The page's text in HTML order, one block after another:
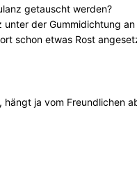
getauscht werden?
der Gummidichtung
schon etwas Rost
ja vom Freundlichen